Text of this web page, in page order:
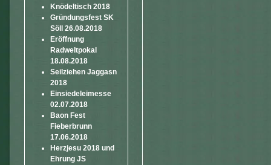
Knödeltisch 2018
Gründungsfest SK
Söll 26.08.2018
Eröffnung
Radweltpokal
18.08.2018
Seilziehen Jaggasn
2018
Einsiedeleimesse
02.07.2018
Baon Fest
Fieberbrunn
17.06.2018
Herzjesu 2018 und
Ehrung JS